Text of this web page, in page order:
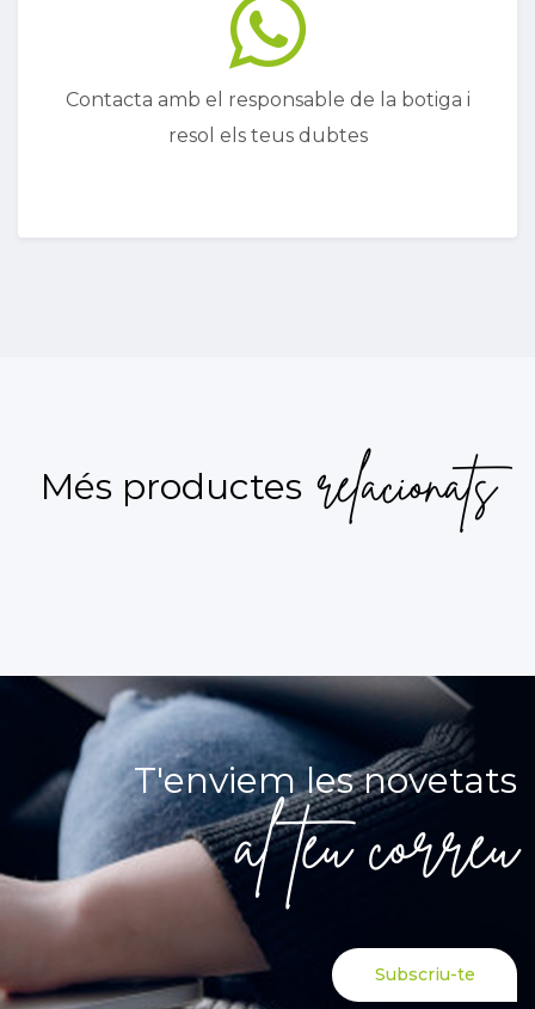
Contacta amb el responsable de la botiga i
resol els teus dubtes
Més productes relacionats
T'enviem les novetats
al teu correu
Subscriu-te